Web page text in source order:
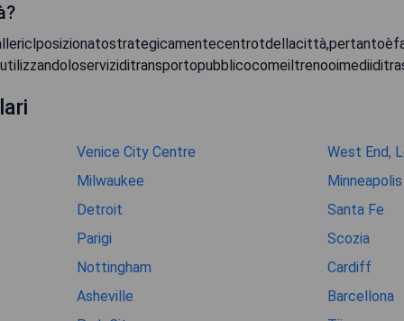
Venice City Centre
West End,
Milwaukee
Minneapolis
Detroit
Santa Fe
Parigi
Scozia
Nottingham
Cardiff
Asheville
Barcellona